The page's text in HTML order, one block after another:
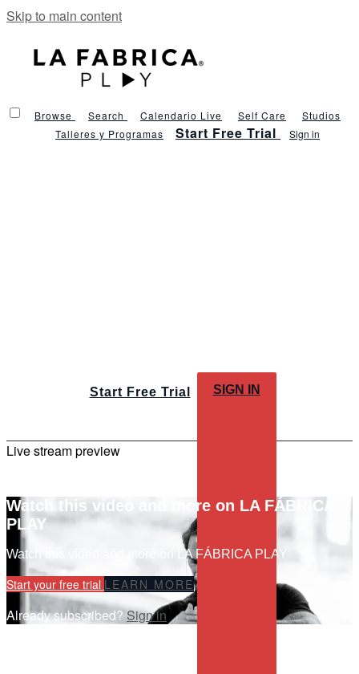
Skip to main content
Browse Search Calendario Live Self Care
Studios
Talleres y Programas
Start Free Trial Sign in
Start Free Trial SIGN IN
Live stream preview
Watch this video and more on LA FÁBRICA
PLAY
Watch this video and more on LA FÁBRICA PLAY
Start your free trial LEARN MORE
Already subscribed?Sign in